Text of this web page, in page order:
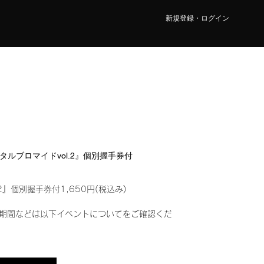
新規登録・ログイン
ルブロマイドvol.2』個別握手券付
』個別握手券付1,650円(税込み)
間などは以下イベントについてをご確認くだ